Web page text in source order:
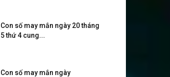
Con số may mắn ngày 20 tháng
5 thứ 4 cung...
Con số may mắn ngày